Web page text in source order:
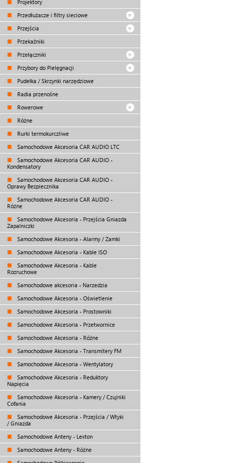
Projektory
Przedłużacze i filtry sieciowe
Przejścia
Przekaźniki
Przełączniki
Przybory do Pielęgnacji
Pudełka / Skrzynki narzędziowe
Radia przenośne
Rowerowe
Różne
Rurki termokurczliwe
Samochodowe Akcesoria CAR AUDIO LTC
Samochodowe Akcesoria CAR AUDIO -
Kondensatory
Samochodowe Akcesoria CAR AUDIO -
Oprawy Bezpiecznika
Samochodowe Akcesoria CAR AUDIO -
Różne
Samochodowe Akcesoria - Przejścia Gniazda
Zapalniczki
Samochodowe Akcesoria - Alarmy / Zamki
Samochodowe Akcesoria - Kable ISO
Samochodowe Akcesoria - Kable
Rozruchowe
Samochodowe akcesoria - Narzedzia
Samochodowe Akcesoria - Oświetlenie
Samochodowe Akcesoria - Prostowniki
Samochodowe Akcesoria - Przetwornice
Samochodowe Akcesoria - Różne
Samochodowe Akcesoria - Transmitery FM
Samochodowe Akcesoria - Wentylatory
Samochodowe Akcesoria - Reduktory
Napięcia
Samochodowe Akcesoria - Kamery / Czujniki
Cofania
Samochodowe Akcesoria - Przejścia / Wtyki
/ Gniazda
Samochodowe Anteny - Lexton
Samochodowe Anteny - Różne